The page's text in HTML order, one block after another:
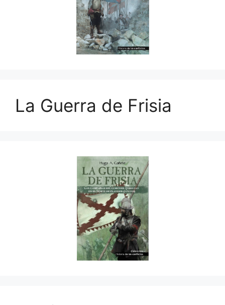
La Guerra de Frisia